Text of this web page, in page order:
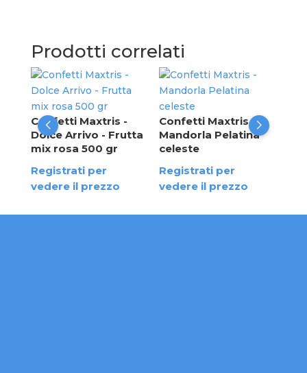
Prodotti correlati
Confetti Maxtris -
Dolce Arrivo - Frutta
mix rosa 500 gr
Registrati per
vedere il prezzo
Confetti Maxtris -
Mandorla Pelatina
celeste
Registrati per
vedere il prezzo